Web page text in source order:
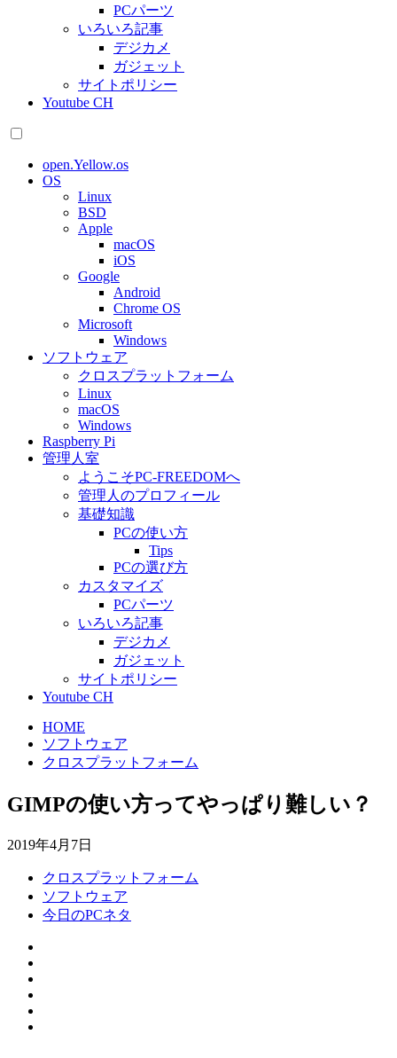
PCパーツ
いろいろ記事
デジカメ
ガジェット
サイトポリシー
Youtube CH
open.Yellow.os
OS
Linux
BSD
Apple
macOS
iOS
Google
Android
Chrome OS
Microsoft
Windows
ソフトウェア
クロスプラットフォーム
Linux
macOS
Windows
Raspberry Pi
管理人室
ようこそPC-FREEDOMへ
管理人のプロフィール
基礎知識
PCの使い方
Tips
PCの選び方
カスタマイズ
PCパーツ
いろいろ記事
デジカメ
ガジェット
サイトポリシー
Youtube CH
HOME
ソフトウェア
クロスプラットフォーム
GIMPの使い方ってやっぱり難しい？
2019年4月7日
クロスプラットフォーム
ソフトウェア
今日のPCネタ